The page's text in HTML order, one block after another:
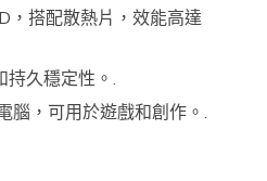
，搭配散熱片，效能高達
持久穩定性。.
腦，可用於遊戲和創作。.